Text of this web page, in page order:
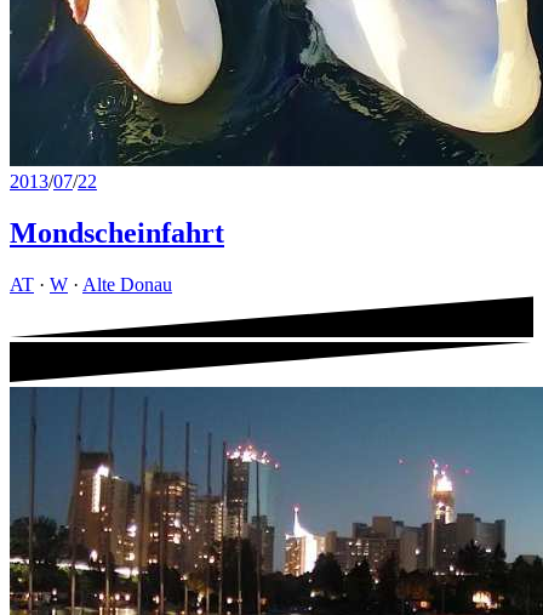
2013/07/22
Mondscheinfahrt
AT · W · Alte Donau